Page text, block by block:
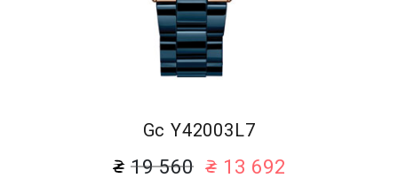
Gc Y42003L7
19 560 13 692